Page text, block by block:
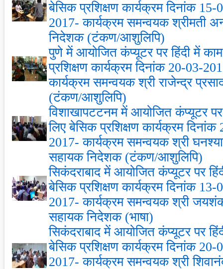
बेसिक प्रशिक्षण कार्यक्रम दिनांक
2017- कार्यक्रम समन्‍वयक श्रीमती
निदेशक (टंकण/आशुलिपि)
पुणे में आयोजित कंप्‍यूटर पर हिंदी में
प्रशिक्षण कार्यक्रम दिनांक 20-03-
कार्यक्रम समन्‍वयक श्री राजेन्‍द्र
(टंकण/आशुलिपि)
विशाखापटटनम में आयोजित कंप्‍यूटर
लिए बेसिक प्रशिक्षण कार्यक्रम
2017- कार्यक्रम समन्‍वयक श्री
सहायक निदेशक (टंकण/आशुलिपि)
सिकंदराबाद में आयोजित कंप्‍यूटर पर
बेसिक प्रशिक्षण कार्यक्रम दिनांक
2017- कार्यक्रम समन्‍वयक श्री
सहायक निदेशक (भाषा)
सिकंदराबाद में आयोजित कंप्‍यूटर पर
बेसिक प्रशिक्षण कार्यक्रम दिनांक
2017- कार्यक्रम समन्‍वयक श्री